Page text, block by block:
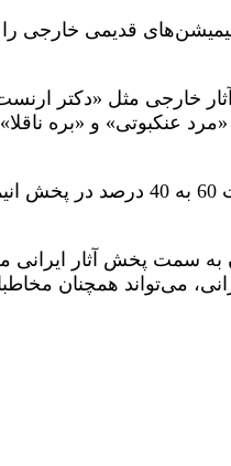
قدیمی خارجی را
خارجی مثل «دکتر
عنکبوتی» و «بره
حسین ساری، مدیر شبکه پویا نیز بارها از تلاش
به سمت پخش آثار
می‌تواند همچنان